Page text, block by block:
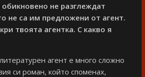
обикновено не разглеждат
не са им предложени от агент.
твоята агентка. С какво я
агент е много сложно
си роман, който споменах,